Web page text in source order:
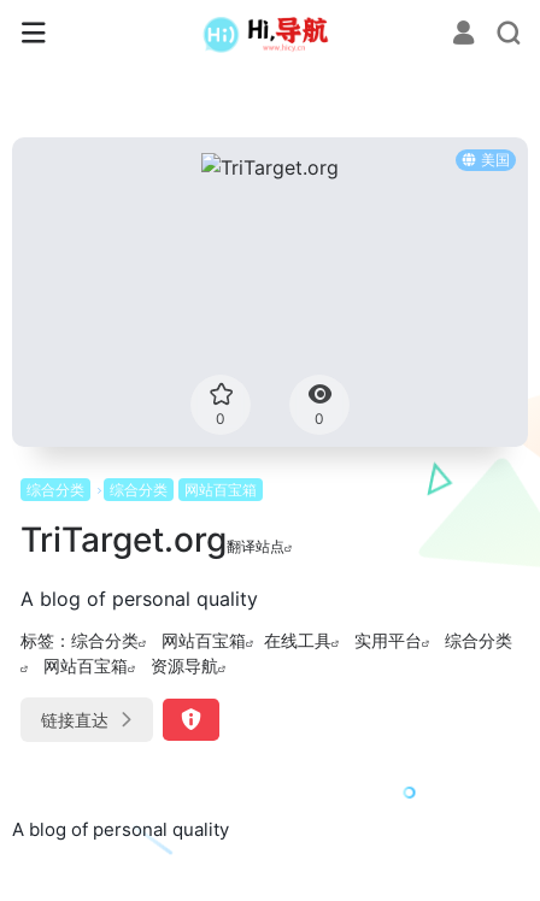
美国
0 0
综合分类 综合分类 网站百宝箱
TriTarget.org翻译站点
A blog of personal quality
标签： 综合分类 网站百宝箱 在线工具 实用平台
综合分类
网站百宝箱
资源导航
链接直达
A blog of personal quality